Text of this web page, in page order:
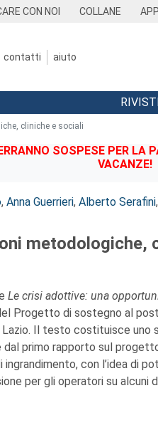
CON NOI COLLANE
contatti aiuto
cliniche e sociali
SOSPESE PER
VACANZE!
, Anna Guerrieri, Alberto Serafini,
metodologiche,
Le crisi adottive: una
Progetto di sostegno al
Il testo costituisce uno
primo rapporto sul
con l’idea di
per gli operatori su alcuni